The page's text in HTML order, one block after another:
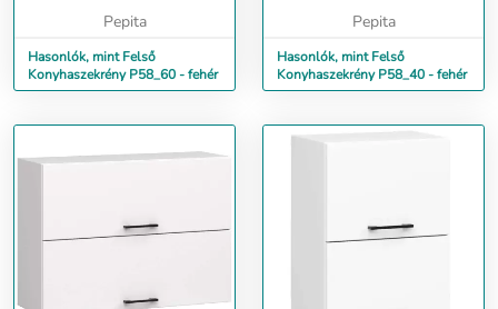
Pepita
Hasonlók, mint Felső
Konyhaszekrény P58_60 - fehér
Pepita
Hasonlók, mint Felső
Konyhaszekrény P58_40 - fehér